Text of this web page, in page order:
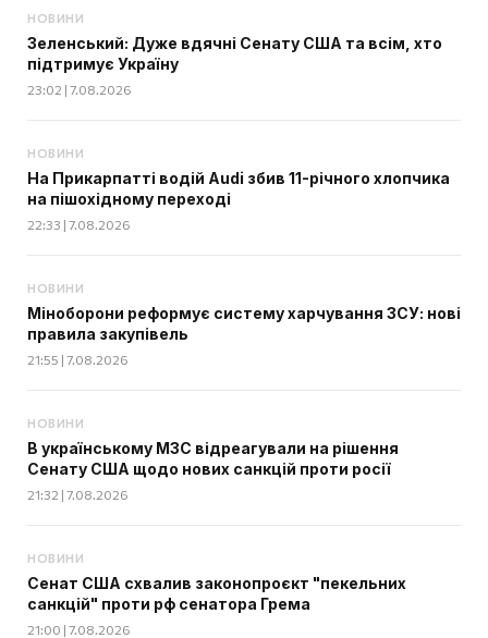
НОВИНИ
Зеленський: Дуже вдячні Сенату США та всім, хто
підтримує Україну
23:02 | 7.08.2026
НОВИНИ
На Прикарпатті водій Audi збив 11-річного хлопчика
на пішохідному переході
22:33 | 7.08.2026
НОВИНИ
Міноборони реформує систему харчування ЗСУ: нові
правила закупівель
21:55 | 7.08.2026
НОВИНИ
В українському МЗС відреагували на рішення
Сенату США щодо нових санкцій проти росії
21:32 | 7.08.2026
НОВИНИ
Сенат США схвалив законопроєкт "пекельних
санкцій" проти рф сенатора Грема
21:00 | 7.08.2026